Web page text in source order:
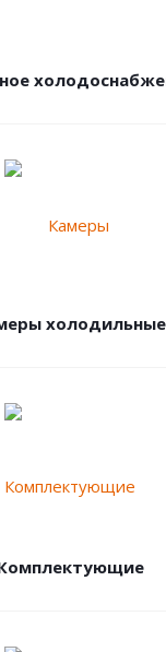
холодильные